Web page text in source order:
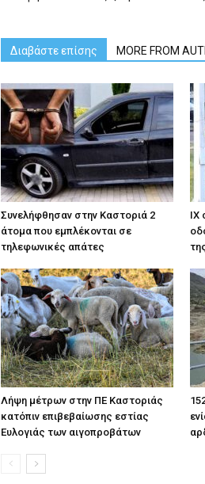
Διαβάστε επίσης MORE FROM
Συνελήφθησαν στην Καστοριά 2
άτομα που εμπλέκονται σε
τηλεφωνικές απάτες
ΙΧ
Λήψη μέτρων στην ΠΕ Καστοριάς
κατόπιν επιβεβαίωσης εστίας
Ευλογιάς των αιγοπροβάτων